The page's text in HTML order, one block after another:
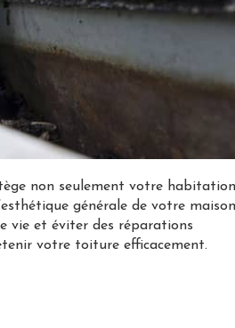
non seulement votre
générale de votre
vie et éviter des réparations
votre toiture efficacement.